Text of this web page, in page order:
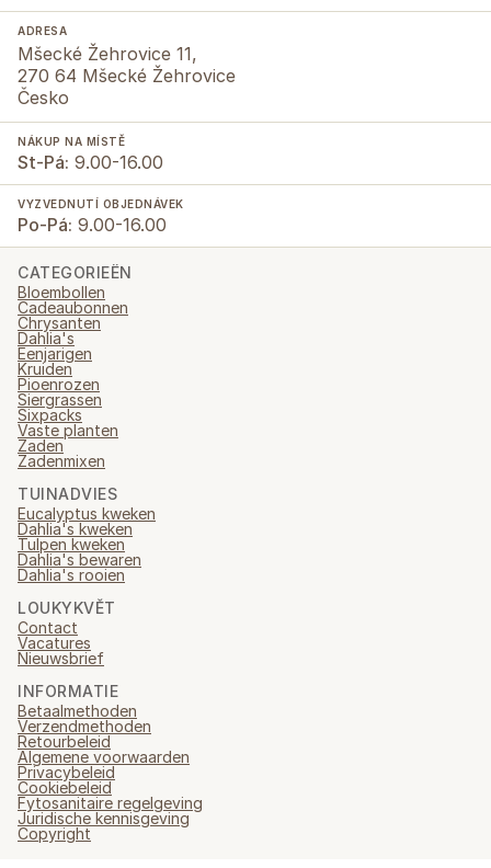
ADRESA
Mšecké Žehrovice 11,
270 64 Mšecké Žehrovice
Česko
NÁKUP NA MÍSTĚ
St-Pá: 9.00-16.00
VYZVEDNUTÍ OBJEDNÁVEK
Po-Pá: 9.00-16.00
CATEGORIEËN
Bloembollen
Cadeaubonnen
Chrysanten
Dahlia's
Eenjarigen
Kruiden
Pioenrozen
Siergrassen
Sixpacks
Vaste planten
Zaden
Zadenmixen
TUINADVIES
Eucalyptus kweken
Dahlia's kweken
Tulpen kweken
Dahlia's bewaren
Dahlia's rooien
LOUKYKVĚT
Contact
Vacatures
Nieuwsbrief
INFORMATIE
Betaalmethoden
Verzendmethoden
Retourbeleid
Algemene voorwaarden
Privacybeleid
Cookiebeleid
Fytosanitaire regelgeving
Juridische kennisgeving
Copyright